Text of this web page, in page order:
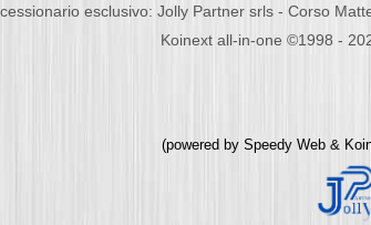
esclusivo: Jolly Partner srls - Corso
Koinext all-in-one ©1998 -
(powered by Speedy Web &